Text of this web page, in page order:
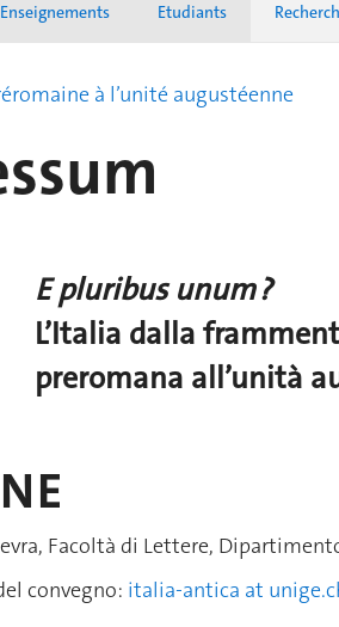
Enseignements Etudiants
à l’unité augustéenne
E pluribus unum ?
L’Italia dalla
preromana all’unità
Facoltà di Lettere,
convegno: italia-antica at